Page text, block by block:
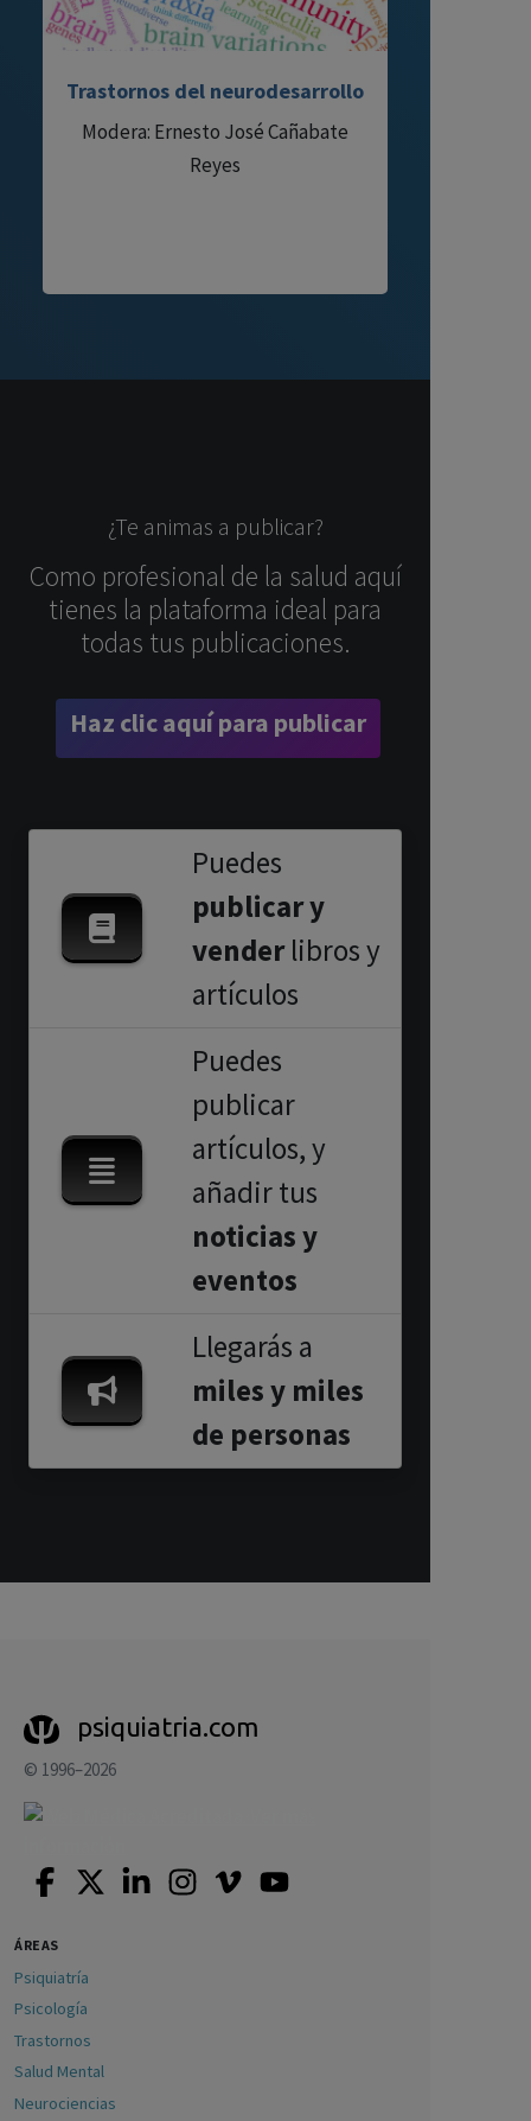
Trastornos del neurodesarrollo
Modera: Ernesto José Cañabate
Reyes
¿Te animas a publicar?
Como profesional de la salud aquí
tienes la plataforma ideal para
todas tus publicaciones.
Haz clic aquí para publicar
Puedes
publicar y
venderlibros y
artículos
Puedes
publicar
artículos, y
añadir tus
noticias y
eventos
Llegarás a
miles y miles
de personas
psiquiatria.com
© 1996–2026
ÁREAS
Psiquiatría
Psicología
Trastornos
Salud Mental
Neurociencias